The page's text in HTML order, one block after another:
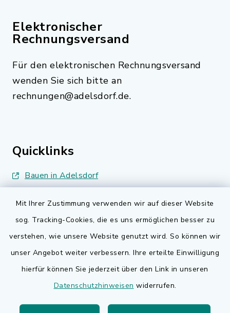
Mit Ihrer Zustimmung verwenden wir auf dieser Website
sog. Tracking-Cookies, die es uns ermöglichen besser zu
verstehen, wie unsere Website genutzt wird. So können wir
unser Angebot weiter verbessern. Ihre erteilte Einwilligung
hierfür können Sie jederzeit über den Link in unseren
Datenschutzhinweisen widerrufen.
Elektronischer
Rechnungsversand
Für den elektronischen Rechnungsversand
wenden Sie sich bitte an
rechnungen@adelsdorf.de.
Quicklinks
Bauen in Adelsdorf
BayernPortal
Bürgerserviceportal
Landkreis Erlangen-Höchstadt